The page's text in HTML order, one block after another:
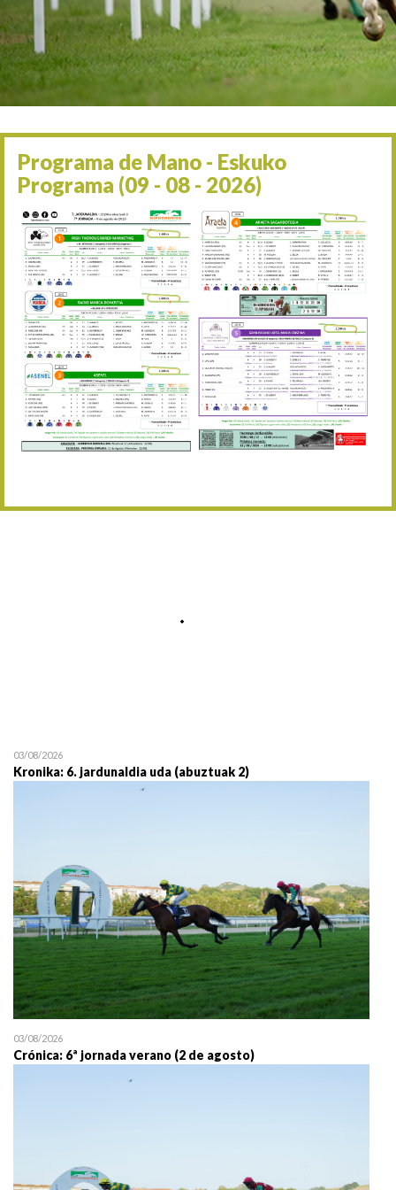
06/09 17:30 Irailaren 6a / 6 de
13/09 17:30 Irailaren 13a / 13 de
30/09 11:30 Irailaren 30a / 30 de
11/06 11:30
05/07 11:30 Uztailaren 5a / 5 de julio
12/07 11:30 Uztailaren 12a / 12 de
19/07 11:30 Uztailaren 19a / 19 de
25/07 11:30 Uztailaren 25a / 25 de
02/08 17:30 Abuztuaren 2a / 2 de
09/08 17:30 Abuztuaren 9a / 9 de
12/08 12:24 Abuztaren 12a / 12 de
15/08 17:05 Abuztuaren 15a / 15 de
30/08 17:30 Abuztuaren 30a / 30 de
19/07 11:30
Programa de Mano - Eskuko
Programa (09 - 08 - 2026)
03/08/2026
Kronika: 6. jardunaldia uda (abuztuak 2)
03/08/2026
Crónica: 6ª jornada verano (2 de agosto)